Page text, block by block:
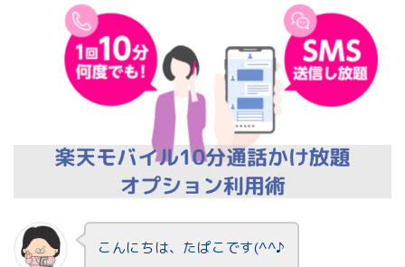
こんにちは、たぱこです(^^♪